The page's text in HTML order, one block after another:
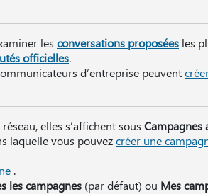
les conversations proposées les
officielles.
d’entreprise peuvent
elles s’affichent sous Campagnes
laquelle vous pouvezcréer une
.
les campagnes (par défaut) ou Mes